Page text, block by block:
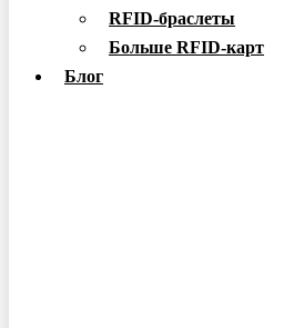
RFID-браслеты
Больше RFID-карт
Блог